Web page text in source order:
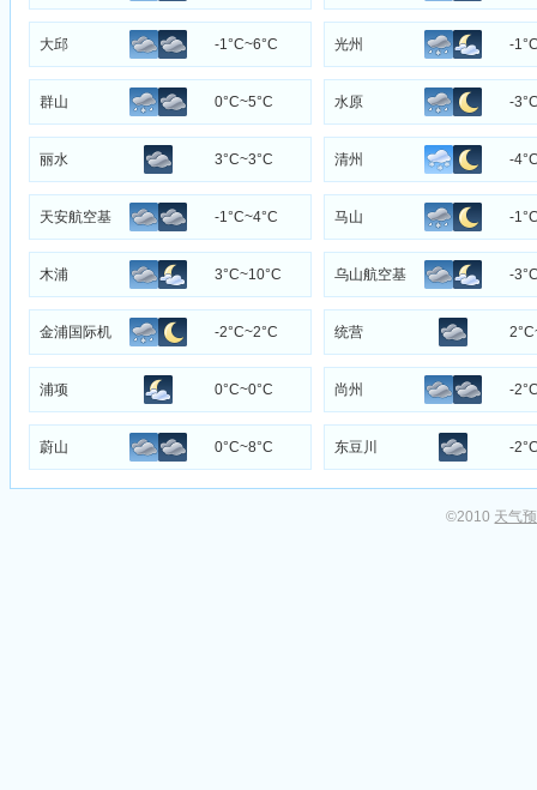
大邱 -1°C~6°C 光州 -
群山 0°C~5°C 水原 -
丽水 3°C~3°C 清州 -
天安航空基 -1°C~4°C 马山 -
木浦 3°C~10°C 乌山航空基 -
金浦国际机 -2°C~2°C 统营
浦项 0°C~0°C 尚州 -
蔚山 0°C~8°C 东豆川 -
©2010 天气